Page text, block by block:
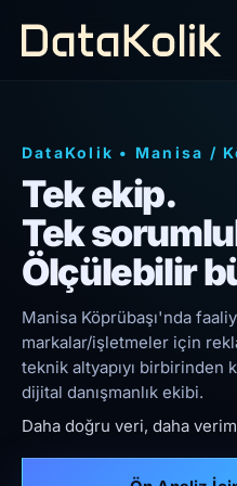
DataKolik • Manisa /
Tek ekip.
Tek
Ölçülebilir
Manisa Köprübaşı'nda
markalar/işletmeler için
teknik altyapıyı birbirinden
dijital danışmanlık ekibi.
Daha doğru veri, daha